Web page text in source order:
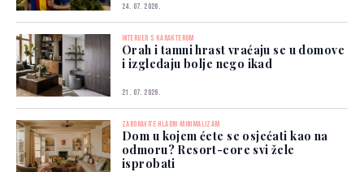
24. 07. 2026.
INTERIJER S KARAKTEROM
Orah i tamni hrast vraćaju se u domove
i izgledaju bolje nego ikad
21. 07. 2026.
ZABORAVITE HLADNI MINIMALIZAM
Dom u kojem ćete se osjećati kao na
odmoru? Resort-core svi žele
isprobati